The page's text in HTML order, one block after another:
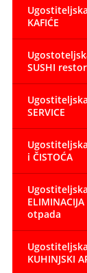
KAFIĆE
SUSHI
SERVICE
i ČISTOĆA
otpada
KUHINJSKI